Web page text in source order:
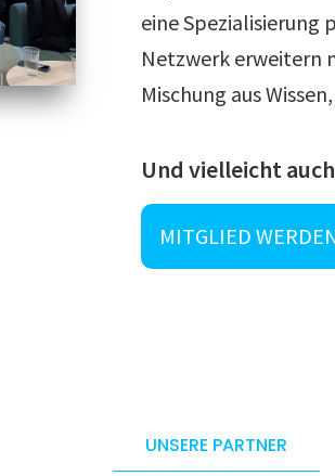
eine Spezialisierung
Netzwerk erweitern
Mischung aus
Und vielleicht
MITGLIED
UNSERE PARTNER